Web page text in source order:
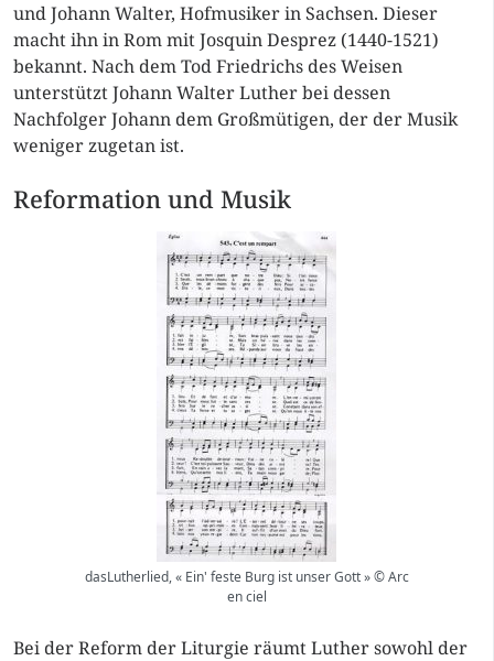
und Johann Walter, Hofmusiker in Sachsen. Dieser
macht ihn in Rom mit Josquin Desprez (1440-1521)
bekannt. Nach dem Tod Friedrichs des Weisen
unterstützt Johann Walter Luther bei dessen
Nachfolger Johann dem Großmütigen, der der Musik
weniger zugetan ist.
Reformation und Musik
dasLutherlied, « Ein' feste Burg ist unser Gott » © Arc
en ciel
Bei der Reform der Liturgie räumt Luther sowohl der